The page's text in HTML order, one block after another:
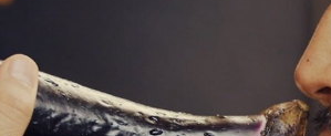
ะนำ รายละเอียด